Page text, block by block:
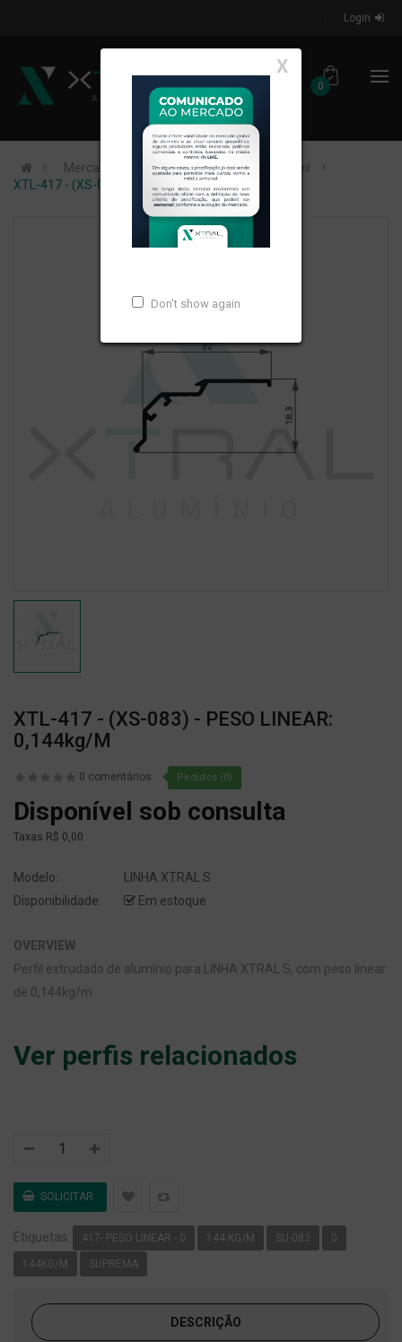
Login
0
X
Don't show again
Mercados de Atuação
Construção Civil
XTL-417 - (XS-083) - PESO LINEAR: 0,144kg/m
XTL-417 - (XS-083) - PESO LINEAR:
0,144kg/m
0 comentários Pedidos (0)
Disponível sob consulta
Taxas R$ 0,00
Modelo:
LINHA XTRAL S
Disponibilidade:
Em estoque
OVERVIEW
Perfil extrudado de alumínio para LINHA XTRAL S, com peso linear
de 0,144kg/m.
Ver perfis relacionados
Etiquetas: 417- PESO LINEAR - 0 144 KG/M SU-083 0
144KG/M SUPREMA
DESCRIÇÃO